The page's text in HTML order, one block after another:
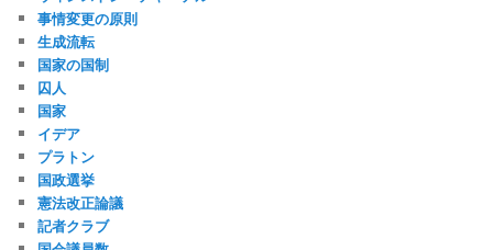
事情変更の原則
生成流転
国家の国制
囚人
国家
イデア
プラトン
国政選挙
憲法改正論議
記者クラブ